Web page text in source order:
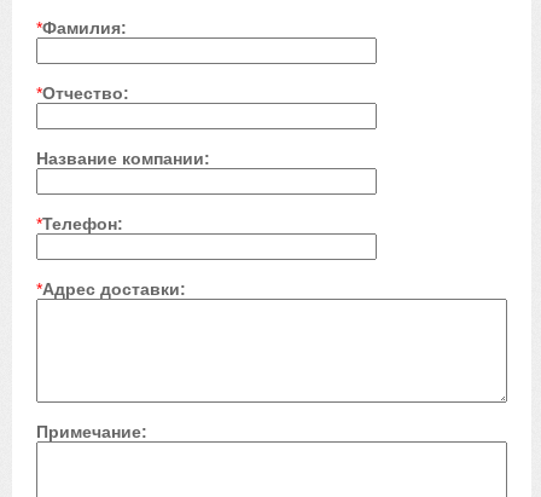
*Фамилия:
*Отчество:
Название компании:
*Телефон:
*Адрес доставки:
Примечание: